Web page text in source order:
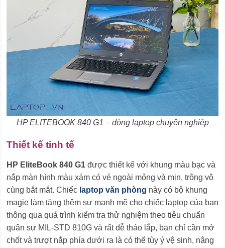
HP ELITEBOOK 840 G1 – dòng laptop chuyên nghiệp
Thiết kế tinh tế
HP EliteBook 840 G1 được thiết kế với khung màu bạc và
nắp màn hình màu xám có vẻ ngoài mỏng và mịn, trông vô
cùng bắt mắt. Chiếc laptop văn phòng này có bộ khung
magie làm tăng thêm sự mạnh mẽ cho chiếc laptop của bạn
thông qua quá trình kiểm tra thử nghiệm theo tiêu chuẩn
quân sự MIL-STD 810G và rất dễ tháo lắp, bạn chỉ cần mở
chốt và trượt nắp phía dưới ra là có thể tùy ý vệ sinh, nâng